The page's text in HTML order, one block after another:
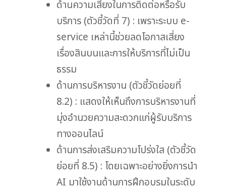
ด้านความเสี่ยงในการติดต่อหรือรับ
บริการ (ตัวชี้วัดที่ 7) : เพราะระบบ e-
service เหล่านี้ช่วยลดโอกาสเสี่ยง
เรื่องสินบนและการให้บริการที่ไม่เป็น
ธรรม
ด้านการบริหารงาน (ตัวชี้วัดย่อยที่
8.2) : แสดงให้เห็นถึงการบริหารงานที่
มุ่งอำนวยความสะดวกแก่ผู้รับบริการ
ทางออนไลน์
ด้านการส่งเสริมความโปร่งใส (ตัวชี้วัด
ย่อยที่ 8.5) : โดยเฉพาะอย่างยิ่งการนำ
AI มาใช้งานด้านการฝึกอบรมในระดับ